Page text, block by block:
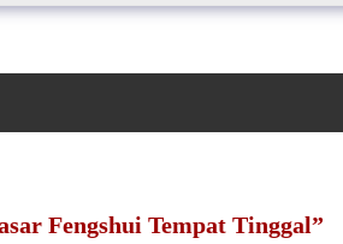
Fengshui Tempat Tinggal”